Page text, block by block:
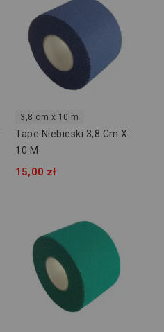
3,8 cm x 10 m
Tape Niebieski 3,8 Cm X
10 M
15,00 zł